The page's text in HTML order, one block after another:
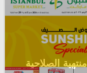
منتهية الصلاحية